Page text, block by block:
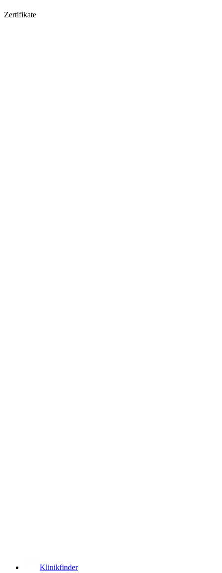
Zertifikate
Klinikfinder